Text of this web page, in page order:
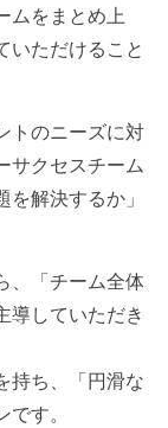
ムをまとめ上
いただけること
トのニーズに対
サクセスチーム
解決するか」
、「チーム全体
導していただき
持ち、「円滑な
す。